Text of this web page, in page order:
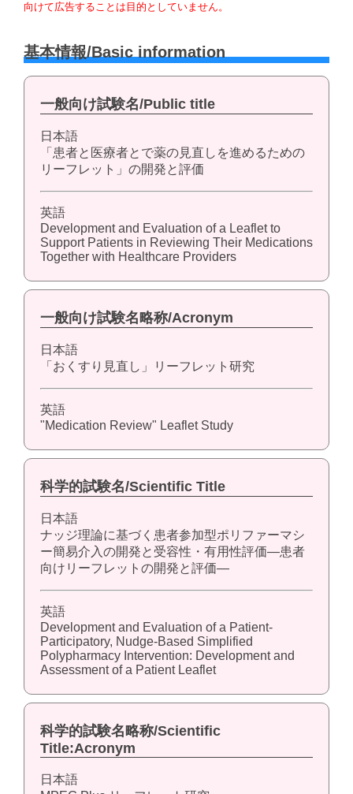
向けて広告することは目的としていません。
基本情報/Basic information
一般向け試験名/Public title
日本語
「患者と医療者とで薬の見直しを進めるための
リーフレット」の開発と評価
英語
Development and Evaluation of a Leaflet to
Support Patients in Reviewing Their Medications
Together with Healthcare Providers
一般向け試験名略称/Acronym
日本語
「おくすり見直し」リーフレット研究
英語
"Medication Review" Leaflet Study
科学的試験名/Scientific Title
日本語
ナッジ理論に基づく患者参加型ポリファーマシ
ー簡易介入の開発と受容性・有用性評価―患者
向けリーフレットの開発と評価―
英語
Development and Evaluation of a Patient-
Participatory, Nudge-Based Simplified
Polypharmacy Intervention: Development and
Assessment of a Patient Leaflet
科学的試験名略称/Scientific
Title:Acronym
日本語